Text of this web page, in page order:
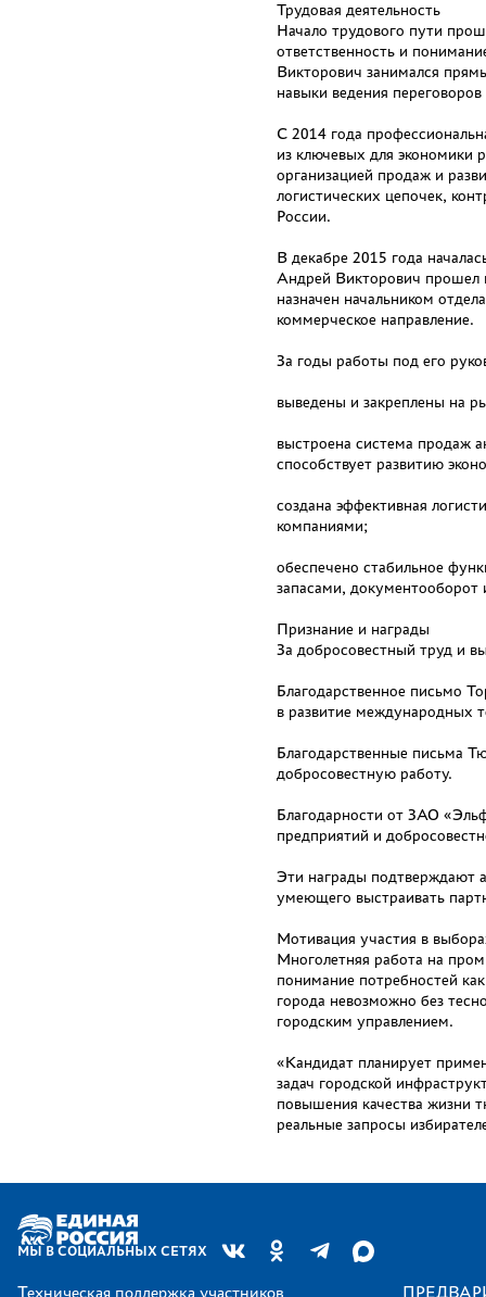
Трудовая деятельность
Начало трудового пути
ответственность и
Викторович занимался
навыки ведения
С 2014 года
из ключевых для экономики
организацией продаж и
логистических цепочек,
России.
В декабре 2015 года
Андрей Викторович прошел
назначен начальником
коммерческое направление.
За годы работы под его
выведены и закреплены на
выстроена система продаж
способствует развитию
создана эффективная
компаниями;
обеспечено стабильное
запасами, документооборот
Признание и награды
За добросовестный труд и
Благодарственное письмо
в развитие международных
Благодарственные письма
добросовестную работу.
Благодарности от ЗАО
предприятий и
Эти награды подтверждают
умеющего выстраивать
Мотивация участия в
Многолетняя работа на
понимание потребностей
города невозможно без
городским управлением.
«Кандидат планирует
задач городской
повышения качества жизни
реальные запросы
МЫ В СОЦИАЛЬНЫХ СЕТЯХ
Техническая поддержка участников